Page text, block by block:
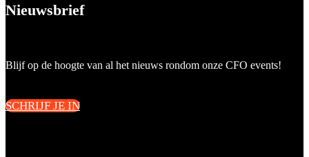
Nieuwsbrief
Blijf op de hoogte van al het nieuws rondom onze CFO events!
SCHRIJF JE IN